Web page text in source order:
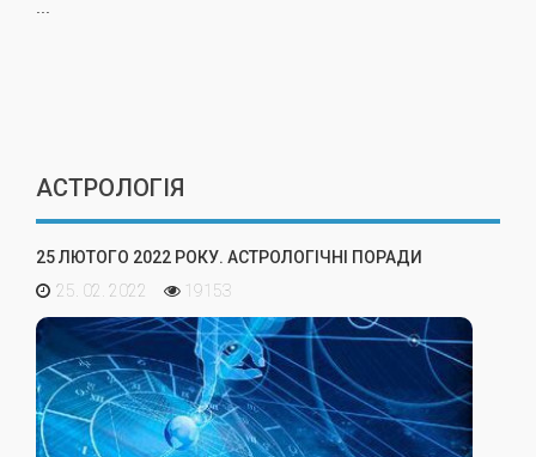
АСТРОЛОГІЯ
25 ЛЮТОГО 2022 РОКУ. АСТРОЛОГІЧНІ ПОРАДИ
25. 02. 2022
19153